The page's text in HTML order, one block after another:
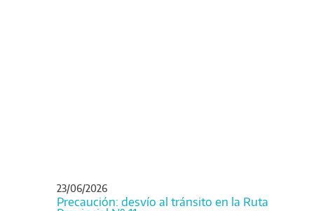
23/06/2026
Precaución: desvío al tránsito en la Ruta